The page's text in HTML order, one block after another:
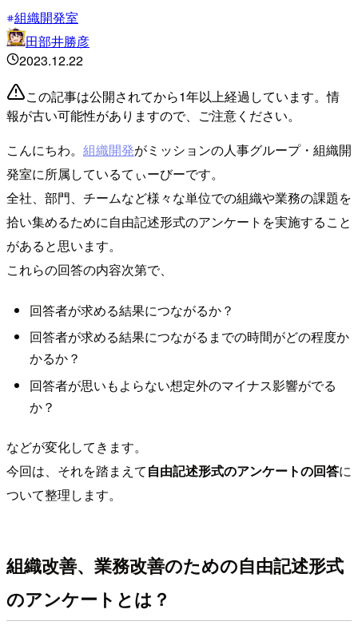
組織開発室
田部井勝彦
2023.12.22
この記事は公開されてから1年以上経過しています。情
報が古い可能性がありますので、ご注意ください。
こんにちわ。 組織開発がミッションの人事グループ・組織開
発室に所属しているてぃーびーです。
全社、部門、チームなど様々な単位での組織や業務の課題を
拾い集めるために自由記述形式のアンケートを実施すること
があると思います。
これらの回答の内容次第で、
回答者が求める結果につながるか？
回答者が求める結果につながるまでの時間がどの程度か
かるか？
回答者が思いもよらない想定外のマイナス影響がでる
か？
などが変化してきます。
今回は、それを踏まえて自由記述形式のアンケートの回答に
ついて整理します。
組織改善、業務改善のための自由記述形式
のアンケートとは？